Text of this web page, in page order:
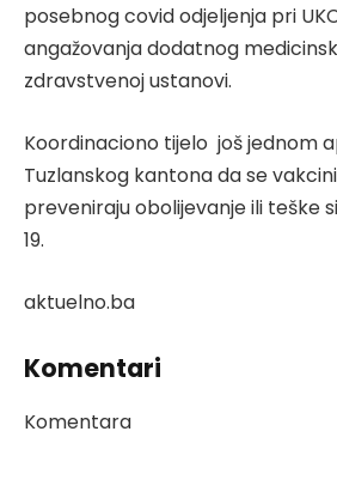
posebnog covid odjeljenja pri
angažovanja dodatnog
zdravstvenoj ustanovi.
Koordinaciono tijelo još jednom
Tuzlanskog kantona da se
preveniraju obolijevanje ili teške
19.
aktuelno.ba
Komentari
Komentara